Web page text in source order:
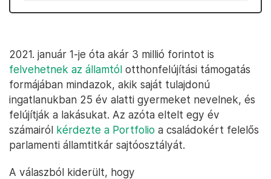
2021. január 1-je óta akár 3 millió forintot is
felvehetnek az államtól otthonfelújítási támogatás
formájában mindazok, akik saját tulajdonú
ingatlanukban 25 év alatti gyermeket nevelnek, és
felújítják a lakásukat. Az azóta eltelt egy év
számairól kérdezte a Portfolio a családokért felelős
parlamenti államtitkár sajtóosztályát.
A válaszból kiderült, hogy